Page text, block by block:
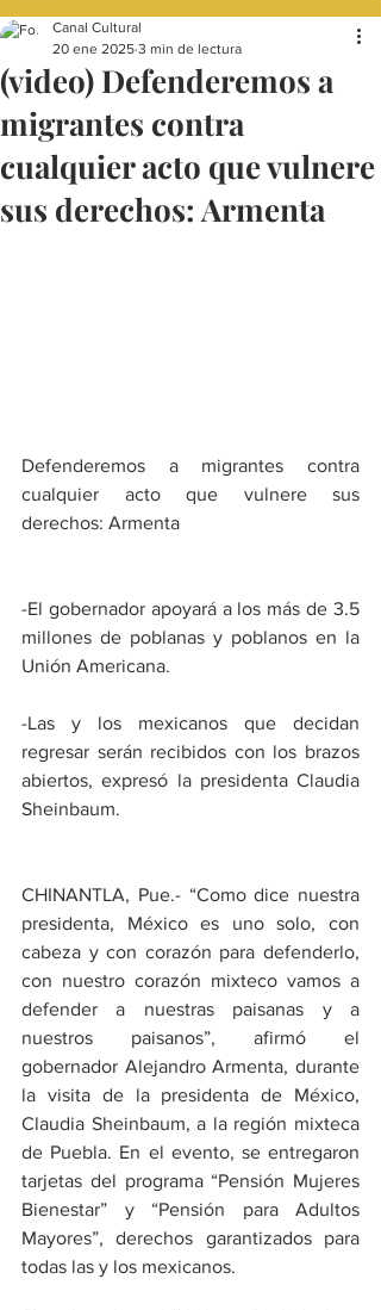
(video) Defenderemos a
migrantes contra
cualquier acto que vulnere
sus derechos: Armenta
Canal Cultural
20 ene 2025 3 min de lectura
Defenderemos a migrantes contra
cualquier acto que vulnere sus
derechos: Armenta
-El gobernador apoyará a los más de 3.5
millones de poblanas y poblanos en la
Unión Americana.
-Las y los mexicanos que decidan
regresar serán recibidos con los brazos
abiertos, expresó la presidenta Claudia
Sheinbaum.
CHINANTLA, Pue.- “Como dice nuestra
presidenta, México es uno solo, con
cabeza y con corazón para defenderlo,
con nuestro corazón mixteco vamos a
defender a nuestras paisanas y a
nuestros paisanos”, afirmó el
gobernador Alejandro Armenta, durante
la visita de la presidenta de México,
Claudia Sheinbaum, a la región mixteca
de Puebla. En el evento, se entregaron
tarjetas del programa “Pensión Mujeres
Bienestar” y “Pensión para Adultos
Mayores”, derechos garantizados para
todas las y los mexicanos.